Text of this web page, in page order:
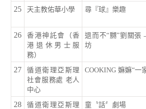
25 天主教佑華小學 尋『球』樂趣
26
香港神託會（香
港退休男士服
務）
退而不“嬲”劉關張
坊
27
循道衛理亞斯理
社會服務處 老人
中心
COOKING 嫲嫲“一
28
循道衛理亞斯理
童〝話〞劇場